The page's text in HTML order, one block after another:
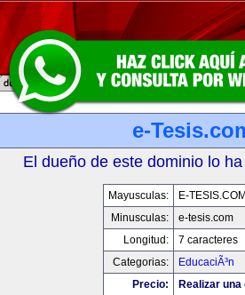
e-
El dueño de este dominio lo
Mayusculas:
E-
Minusculas:
e-tesis.com
Longitud:
7 caracteres
Categorias:
EducaciÃ³n
Precio:
Realizar